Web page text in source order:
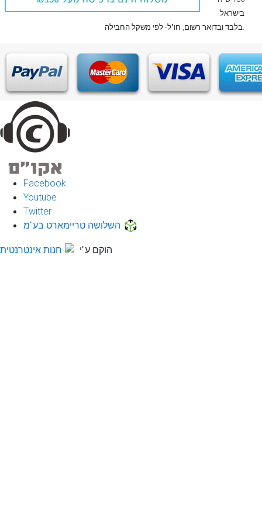
בישראל
בלבדובדואר רשום , חו"ל- לפי משקל החבילה.
Facebook
Youtube
Twitter
השלושה טריימארט בע"מ
הוקם ע"י חנות אינטרנטית